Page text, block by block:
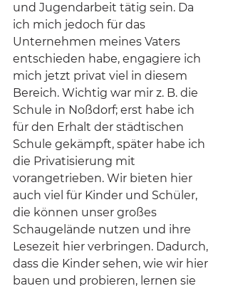
und Jugendarbeit tätig sein. Da
ich mich jedoch für das
Unternehmen meines Vaters
entschieden habe, engagiere ich
mich jetzt privat viel in diesem
Bereich. Wichtig war mir z. B. die
Schule in Noßdorf; erst habe ich
für den Erhalt der städtischen
Schule gekämpft, später habe ich
die Privatisierung mit
vorangetrieben. Wir bieten hier
auch viel für Kinder und Schüler,
die können unser großes
Schaugelände nutzen und ihre
Lesezeit hier verbringen. Dadurch,
dass die Kinder sehen, wie wir hier
bauen und probieren, lernen sie